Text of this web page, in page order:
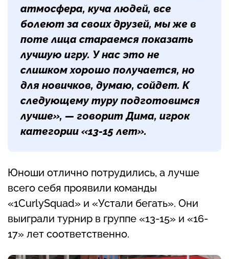
атмосфера, куча людей, все
болеют за своих друзей, мы же в
поте лица стараемся показать
лучшую игру. У нас это не
слишком хорошо получается, но
для новичков, думаю, сойдет. К
следующему туру подготовимся
лучше», — говорит Дима, игрок
категории «13-15 лет».
Юноши отлично потрудились, а лучше
всего себя проявили команды
«1CurlySquad» и «Устали бегать». Они
выиграли турнир в группе «13-15» и «16-
17» лет соответственно.